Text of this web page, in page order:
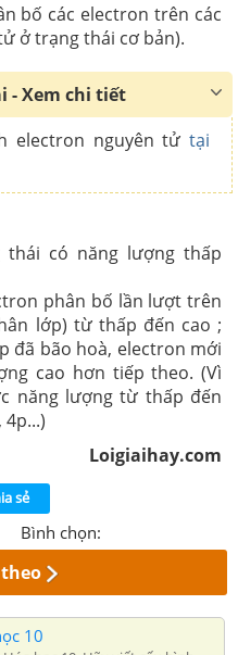
bố các electron trên các
ở trạng thái cơ bản).
- Xem chi tiết
electron nguyên tử tại
có năng lượng thấp
phân bố lần lượt trên
lớp) từ thấp đến cao ;
đã bão hoà, electron mới
cao hơn tiếp theo. (Vì
năng lượng từ thấp đến
4p...)
Loigiaihay.com
sẻ
Bình chọn:
10